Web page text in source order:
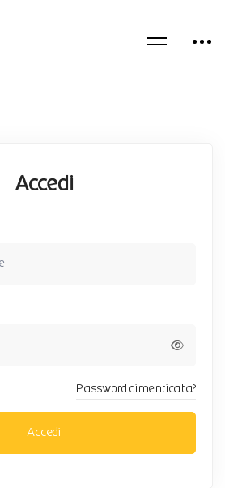
Accedi
Password dimenticata?
Accedi